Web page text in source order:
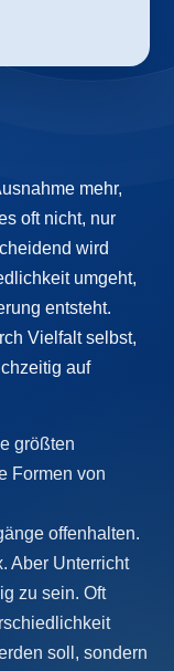
mehr,
oft nicht, nur
wird
umgeht,
entsteht.
Vielfalt selbst,
auf
größten
Formen von
offenhalten.
Aber Unterricht
zu sein. Oft
soll, sondern